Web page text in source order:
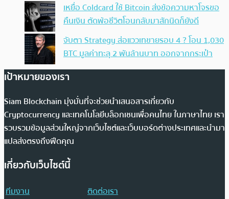
เหยื่อ Coldcard ใช้ Bitcoin ส่งข้อความหาโจรขอ
คืนเงิน ตัดพ้อชีวิตโอนกลับมาสักนิดก็ยังดี
จับตา Strategy ส่อแววเทขายรอบ 4 ? โอน 1,030
BTC มูลค่าทะลุ 2 พันล้านบาท ออกจากกระเป๋า
เป้าหมายของเรา
Siam Blockchain มุ่งมั่นที่จะช่วยนำเสนอสารเกี่ยวกับ
Cryptocurrency และเทคโนโลยีบล็อกเชนเพื่อคนไทย ในภาษาไทย เรา
รวบรวมข้อมูลส่วนใหญ่จากเว็บไซต์และเว็บบอร์ดต่างประเทศและนำมา
แปลส่งตรงถึงฟีดคุณ
เกี่ยวกับเว็บไซต์นี้
ทีมงาน
ติดต่อเรา